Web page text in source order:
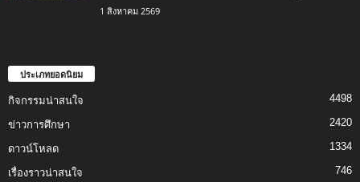
1 สิงหาคม 2569
ประเภทยอดนิยม
กิจกรรมน่าสนใจ 4498
ข่าวการศึกษา 2420
ดาวน์โหลด 1334
เรื่องราวน่าสนใจ 746